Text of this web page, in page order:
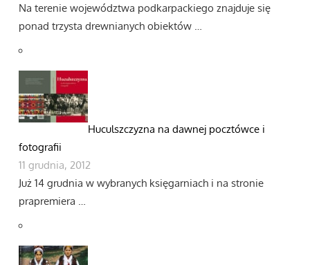
Na terenie województwa podkarpackiego znajduje się
ponad trzysta drewnianych obiektów …
Huculszczyzna na dawnej pocztówce i
fotografii
11 grudnia, 2012
Już 14 grudnia w wybranych księgarniach i na stronie
prapremiera …